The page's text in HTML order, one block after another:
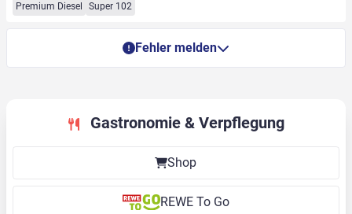
Premium Diesel Super 102
Fehler melden
Gastronomie & Verpflegung
Shop
REWE To Go